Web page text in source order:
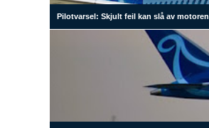
Pilotvarsel: Skjult feil kan slå av motoren